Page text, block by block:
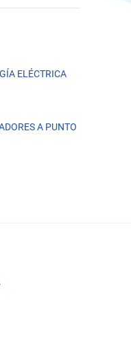
ELÉCTRICA
A PUNTO